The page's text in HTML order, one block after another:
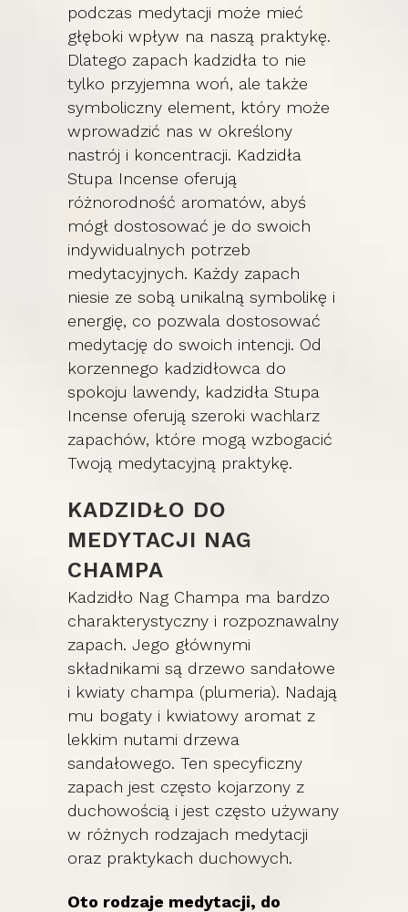
podczas medytacji może mieć
głęboki wpływ na naszą praktykę.
Dlatego zapach kadzidła to nie
tylko przyjemna woń, ale także
symboliczny element, który może
wprowadzić nas w określony
nastrój i koncentracji. Kadzidła
Stupa Incense oferują
różnorodność aromatów, abyś
mógł dostosować je do swoich
indywidualnych potrzeb
medytacyjnych. Każdy zapach
niesie ze sobą unikalną symbolikę i
energię, co pozwala dostosować
medytację do swoich intencji. Od
korzennego kadzidłowca do
spokoju lawendy, kadzidła Stupa
Incense oferują szeroki wachlarz
zapachów, które mogą wzbogacić
Twoją medytacyjną praktykę.
KADZIDŁO DO
MEDYTACJI NAG
CHAMPA
Kadzidło Nag Champa ma bardzo
charakterystyczny i rozpoznawalny
zapach. Jego głównymi
składnikami są drzewo sandałowe
i kwiaty champa (plumeria). Nadają
mu bogaty i kwiatowy aromat z
lekkim nutami drzewa
sandałowego. Ten specyficzny
zapach jest często kojarzony z
duchowością i jest często używany
w różnych rodzajach medytacji
oraz praktykach duchowych.
Oto rodzaje medytacji, do